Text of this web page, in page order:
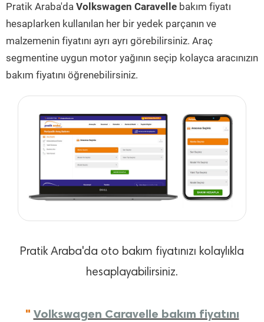
Pratik Araba'da Volkswagen Caravelle bakım fiyatı
hesaplarken kullanılan her bir yedek parçanın ve
malzemenin fiyatını ayrı ayrı görebilirsiniz. Araç
segmentine uygun motor yağının seçip kolayca aracınızın
bakım fiyatını öğrenebilirsiniz.
Pratik Araba'da oto bakım fiyatınızı kolaylıkla
hesaplayabilirsiniz.
" Volkswagen Caravelle bakım fiyatını